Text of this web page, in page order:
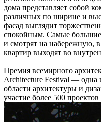
дома представляет собой
различных по ширине и
фасад выглядит
спокойным. Самые
и смотрят на набережную,
квартир выходят во
Премия всемирного
Architecture Festival — одна
области архитектуры и
участие более 500